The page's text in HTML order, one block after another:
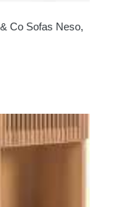
Co Sofas Neso,